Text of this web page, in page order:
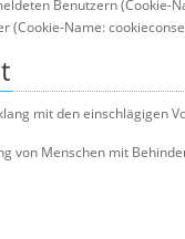
Benutzern (Cookie-
(Cookie-Name:
mit den
von Menschen mit